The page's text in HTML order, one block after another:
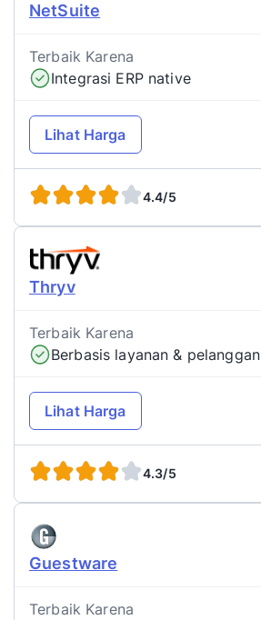
NetSuite
Terbaik Karena
Integrasi ERP native
Lihat Harga
4.4/5
Thryv
Terbaik Karena
Berbasis layanan & pelanggan
Lihat Harga
4.3/5
Guestware
Terbaik Karena